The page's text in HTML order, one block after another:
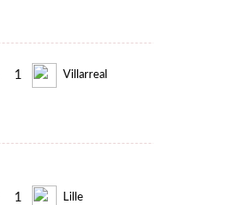
1 Villarreal
1 Lille